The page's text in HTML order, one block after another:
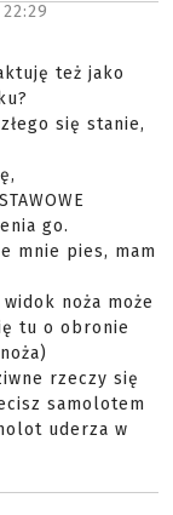
22:29
też jako
się stanie,
go.
mnie pies, mam
noża może
tu o obronie
rzeczy się
samolotem
uderza w